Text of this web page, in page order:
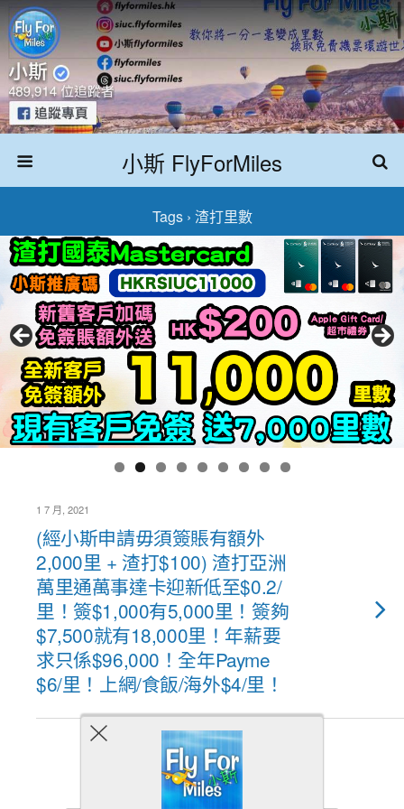
小斯 FlyForMiles
Tags › 渣打里數
1 7 月, 2021
(經小斯申請毋須簽賬有額外
2,000里 + 渣打$100) 渣打亞洲
萬里通萬事達卡迎新低至$0.2/
里！簽$1,000有5,000里！簽夠
$7,500就有18,000里！年薪要
求只係$96,000！全年Payme
$6/里！上網/食飯/海外$4/里！
Back to top